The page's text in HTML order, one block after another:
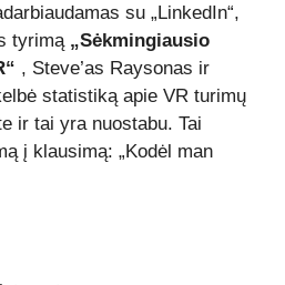
su „LinkedIn“,
tyrimą „Sėkmingiausio
, Steve’as Raysonas ir
statistiką apie VR turimų
ir tai yra nuostabu. Tai
į klausimą: „Kodėl man